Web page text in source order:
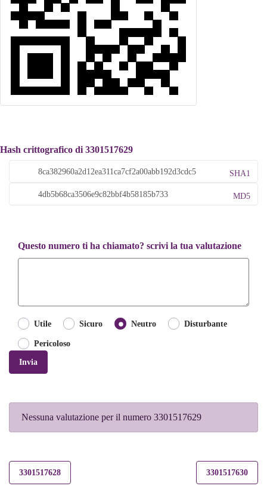
Hash crittografico di 3301517629
SHA1
MD5
Questo numero ti ha chiamato? scrivi la tua valutazione
Utile Sicuro Neutro Disturbante
Pericoloso
Invia
Nessuna valutazione per il numero 3301517629
3301517628 3301517630